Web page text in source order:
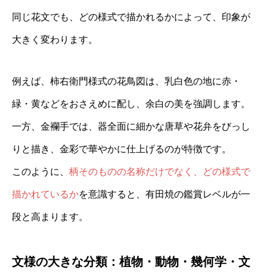
同じ花文でも、どの様式で描かれるかによって、印象が
大きく変わります。
例えば、柿右衛門様式の花鳥図は、乳白色の地に赤・
緑・黄などをおさえめに配し、余白の美を強調します。
一方、金襴手では、器全面に細かな唐草や花弁をびっし
りと描き、金彩で華やかに仕上げるのが特徴です。
このように、 柄そのものの名称だけでなく、どの様式で
描かれているかを意識すると、有田焼の鑑賞レベルが一
段と高まります。
文様の大きな分類：植物・動物・幾何学・文